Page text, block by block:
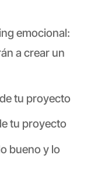
emocional:
a crear un
tu proyecto
tu proyecto
bueno y lo